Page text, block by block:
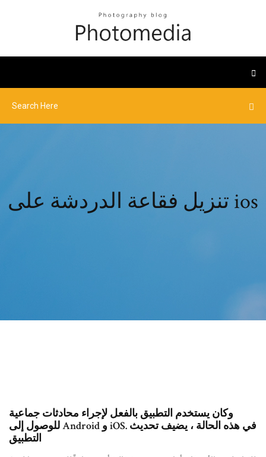
تنزيل فقاعة الدردشة على ios
وكان يستخدم التطبيق بالفعل لإجراء محادثات جماعية
للوصول إلى Android و iOS. في هذه الحالة ، يضيف تحديث
التطبيق